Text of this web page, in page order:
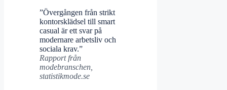
”Övergången från strikt
kontorsklädsel till smart
casual är ett svar på
modernare arbetsliv och
sociala krav.”
Rapport från
modebranschen,
statistikmode.se